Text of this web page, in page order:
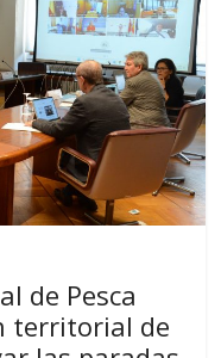
de Pesca
territorial de